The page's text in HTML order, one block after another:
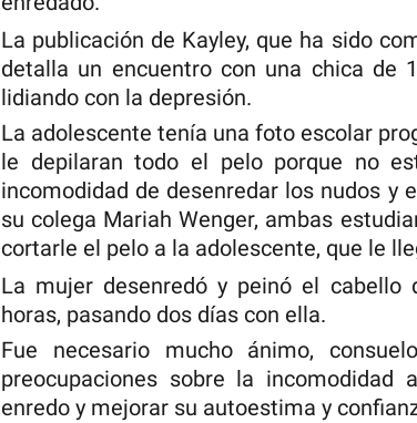
La publicación de Kayley, que ha sido
detalla un encuentro con una chica de
lidiando con la depresión.
La adolescente tenía una foto escolar
le depilaran todo el pelo porque no
incomodidad de desenredar los nudos y
su colega Mariah Wenger, ambas
cortarle el pelo a la adolescente, que le
La mujer desenredó y peinó el cabello
horas, pasando dos días con ella.
Fue necesario mucho ánimo,
preocupaciones sobre la incomodidad
enredo y mejorar su autoestima y